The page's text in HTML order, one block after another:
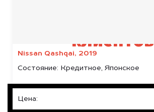
Nissan Qashqai, 2019
Состояние: Кредитное, Японское
Цена:
клиентов